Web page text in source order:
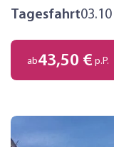
Nicht einmal 5
und Restaurants.
Tagesfahrt
ab43,50 € p.P.